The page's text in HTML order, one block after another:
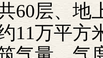
60层、地
11万平方